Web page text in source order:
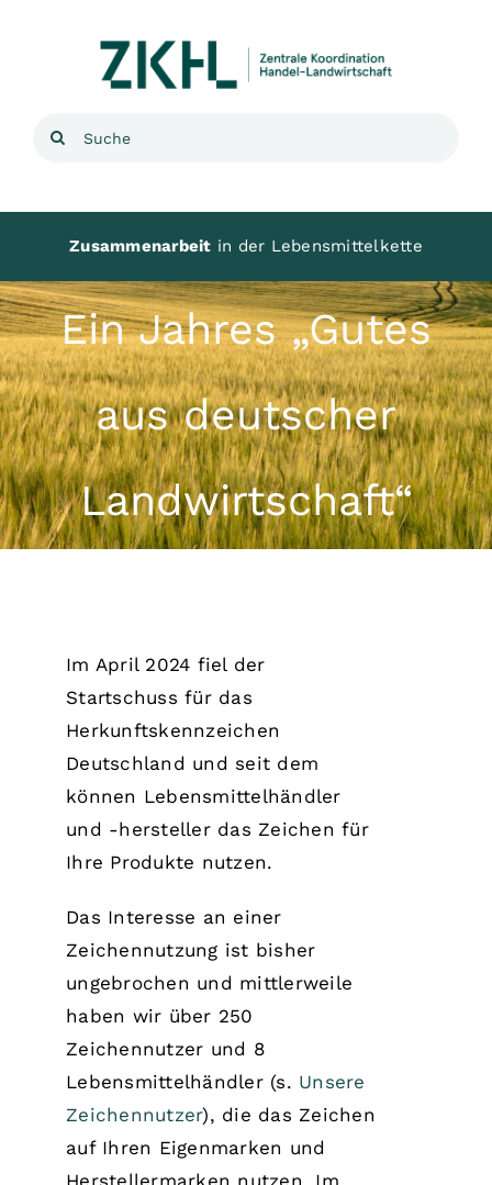
Suche
Zusammenarbeit in der Lebensmittelkette
Ein Jahres „Gutes
aus deutscher
Landwirtschaft“
Im April 2024 fiel der
Startschuss für das
Herkunftskennzeichen
Deutschland und seit dem
können Lebensmittelhändler
und -hersteller das Zeichen für
Ihre Produkte nutzen.
Das Interesse an einer
Zeichennutzung ist bisher
ungebrochen und mittlerweile
haben wir über 250
Zeichennutzer und 8
Lebensmittelhändler (s. Unsere
Zeichennutzer), die das Zeichen
auf Ihren Eigenmarken und